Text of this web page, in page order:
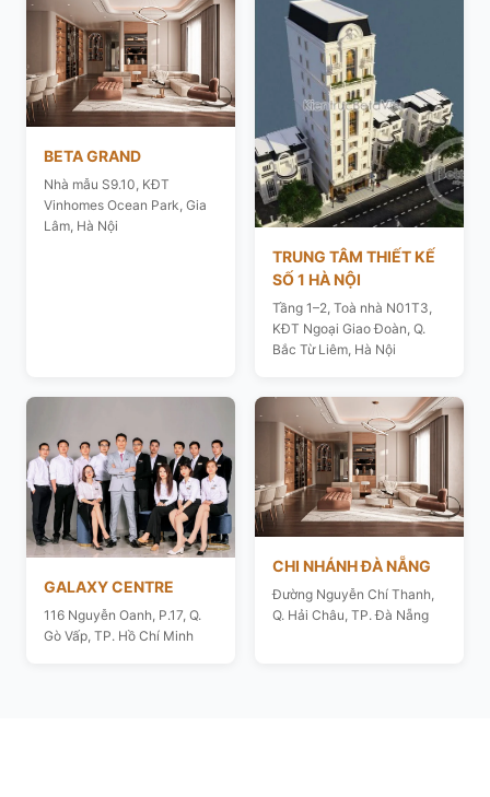
BETA GRAND
Nhà mẫu S9.10, KĐT
Vinhomes Ocean Park, Gia
Lâm, Hà Nội
TRUNG TÂM THIẾT KẾ
SỐ 1 HÀ NỘI
Tầng 1–2, Toà nhà N01T3,
KĐT Ngoại Giao Đoàn, Q.
Bắc Từ Liêm, Hà Nội
GALAXY CENTRE
116 Nguyễn Oanh, P.17, Q.
Gò Vấp, TP. Hồ Chí Minh
CHI NHÁNH ĐÀ NẴNG
Đường Nguyễn Chí Thanh,
Q. Hải Châu, TP. Đà Nẵng